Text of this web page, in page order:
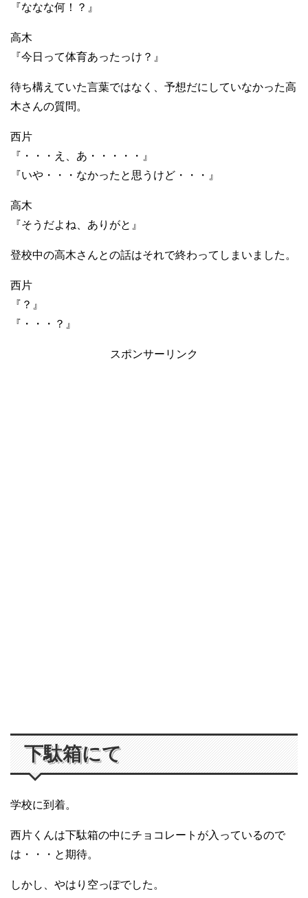
『ななな何！？』
高木
『今日って体育あったっけ？』
待ち構えていた言葉ではなく、予想だにしていなかった高
木さんの質問。
西片
『・・・え、あ・・・・・』
『いや・・・なかったと思うけど・・・』
高木
『そうだよね、ありがと』
登校中の高木さんとの話はそれで終わってしまいました。
西片
『？』
『・・・？』
スポンサーリンク
下駄箱にて
学校に到着。
西片くんは下駄箱の中にチョコレートが入っているので
は・・・と期待。
しかし、やはり空っぽでした。